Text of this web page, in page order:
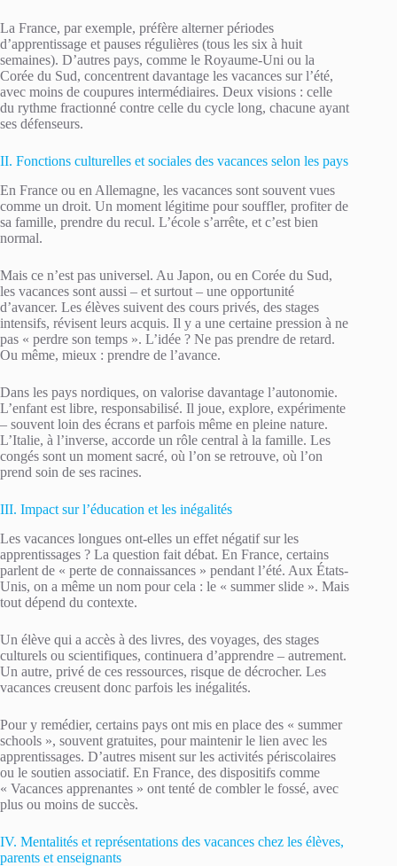
La France, par exemple, préfère alterner périodes
d’apprentissage et pauses régulières (tous les six à huit
semaines). D’autres pays, comme le Royaume-Uni ou la
Corée du Sud, concentrent davantage les vacances sur l’été,
avec moins de coupures intermédiaires. Deux visions : celle
du rythme fractionné contre celle du cycle long, chacune ayant
ses défenseurs.
II. Fonctions culturelles et sociales des vacances selon les pays
En France ou en Allemagne, les vacances sont souvent vues
comme un droit. Un moment légitime pour souffler, profiter de
sa famille, prendre du recul. L’école s’arrête, et c’est bien
normal.
Mais ce n’est pas universel. Au Japon, ou en Corée du Sud,
les vacances sont aussi – et surtout – une opportunité
d’avancer. Les élèves suivent des cours privés, des stages
intensifs, révisent leurs acquis. Il y a une certaine pression à ne
pas « perdre son temps ». L’idée ? Ne pas prendre de retard.
Ou même, mieux : prendre de l’avance.
Dans les pays nordiques, on valorise davantage l’autonomie.
L’enfant est libre, responsabilisé. Il joue, explore, expérimente
– souvent loin des écrans et parfois même en pleine nature.
L’Italie, à l’inverse, accorde un rôle central à la famille. Les
congés sont un moment sacré, où l’on se retrouve, où l’on
prend soin de ses racines.
III. Impact sur l’éducation et les inégalités
Les vacances longues ont-elles un effet négatif sur les
apprentissages ? La question fait débat. En France, certains
parlent de « perte de connaissances » pendant l’été. Aux États-
Unis, on a même un nom pour cela : le « summer slide ». Mais
tout dépend du contexte.
Un élève qui a accès à des livres, des voyages, des stages
culturels ou scientifiques, continuera d’apprendre – autrement.
Un autre, privé de ces ressources, risque de décrocher. Les
vacances creusent donc parfois les inégalités.
Pour y remédier, certains pays ont mis en place des « summer
schools », souvent gratuites, pour maintenir le lien avec les
apprentissages. D’autres misent sur les activités périscolaires
ou le soutien associatif. En France, des dispositifs comme
« Vacances apprenantes » ont tenté de combler le fossé, avec
plus ou moins de succès.
IV. Mentalités et représentations des vacances chez les élèves,
parents et enseignants